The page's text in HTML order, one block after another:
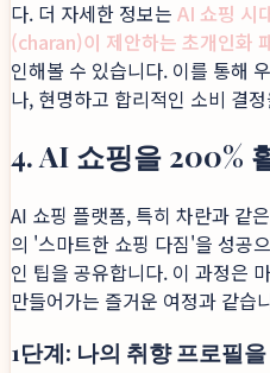
다. 더 자세한 정보는 AI 쇼핑 시
(charan)이 제안하는 초개인화
인해볼 수 있습니다. 이를 통해
나, 현명하고 합리적인 소비 결
4. AI 쇼핑을 200%
AI 쇼핑 플랫폼, 특히 차란과 같
의 '스마트한 쇼핑 다짐'을 성공
인 팁을 공유합니다. 이 과정은
만들어가는 즐거운 여정과 같습
1단계: 나의 취향 프로필